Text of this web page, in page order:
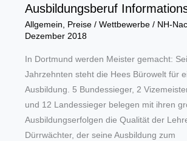
Ausbildungsberuf
Allgemein Preise / Wettbewerbe/ NH-
Dezember 2018
In Dortmund werden Meister gemacht:
Jahrzehnten steht die Hees Bürowelt für
Ausbildung. 5 Bundessieger, 2
und 12 Landessieger belegen mit ihren
Ausbildungserfolgen die Qualität der
Dürrwächter, der seine Ausbildung zum